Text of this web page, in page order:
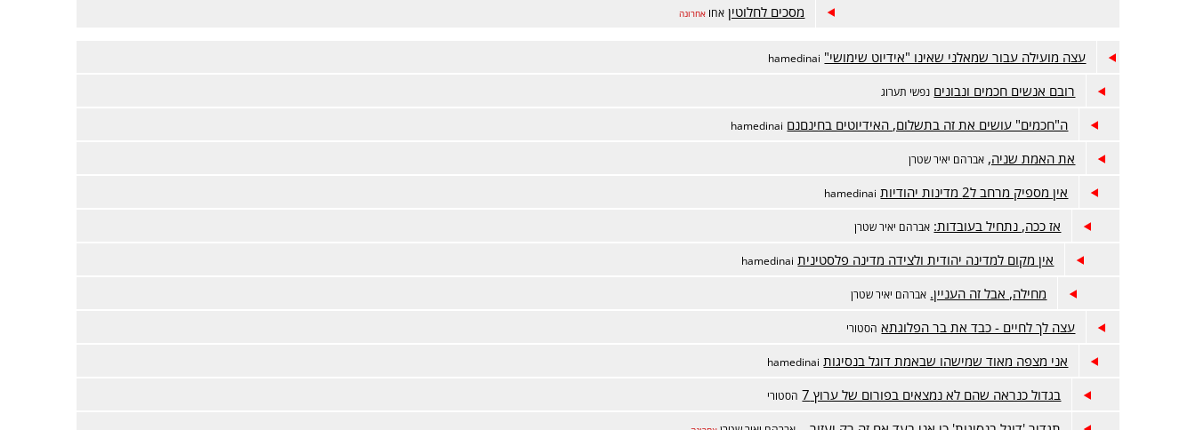
מסכים לחלוטין אחו אחרונה
עצה מועילה עבור שמאלני שאינו "אידיוט שימושי" hamedinai
רובם אנשים חכמים ונבונים נפשי תערוג
ה"חכמים" עושים את זה בתשלום, האידיוטים בחינםנם hamedinai
את האמת שניה, אברהם יאיר שטרן
אין מספיק מרחב ל2 מדינות יהודיות hamedinai
אז ככה, נתחיל בעובדות: אברהם יאיר שטרן
אין מקום למדינה יהודית ולצידה מדינה פלסטינית hamedinai
מחילה, אבל זה העניין. אברהם יאיר שטרן
עצה לך לחיים - כבד את בר הפלוגתא הסטורי
אני מצפה מאוד שמישהו שבאמת דוגל בנסיגות hamedinai
בגדול כנראה שהם לא נמצאים בפורום של ערוץ 7 הסטורי